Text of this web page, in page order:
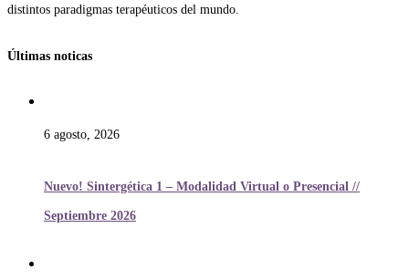
distintos paradigmas terapéuticos del mundo.
Últimas noticas
6 agosto, 2026
Nuevo! Sintergética 1 – Modalidad Virtual o Presencial //
Septiembre 2026